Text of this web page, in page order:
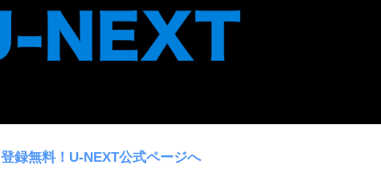
登録無料！U-NEXT公式ページへ